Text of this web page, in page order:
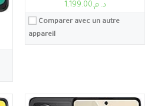
د. م.1,199.00
Comparer avec un autre
appareil